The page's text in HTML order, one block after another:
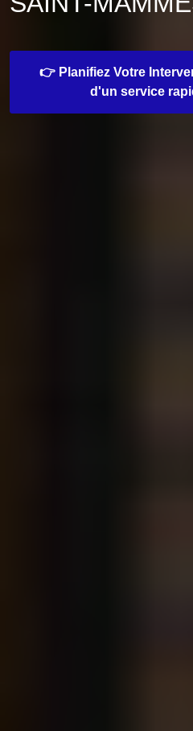
👉 Planifiez Votre
d'un service